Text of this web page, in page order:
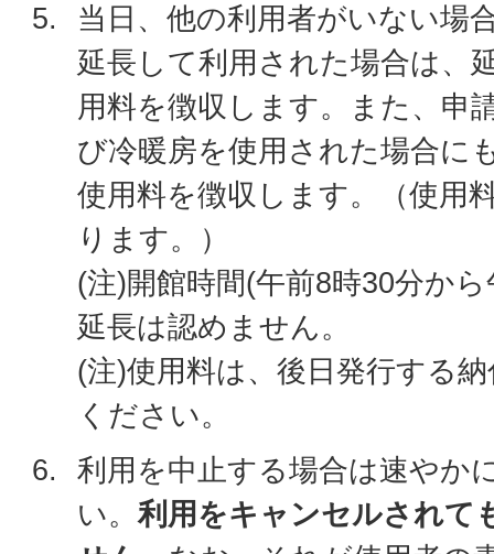
当日、他の利用者がいない場
延長して利用された場合は、
用料を徴収します。また、申
び冷暖房を使用された場合に
使用料を徴収します。（使用
ります。）
(注)開館時間(午前8時30分か
延長は認めません。
(注)使用料は、後日発行する
ください。
利用を中止する場合は速やか
い。利用をキャンセルされて